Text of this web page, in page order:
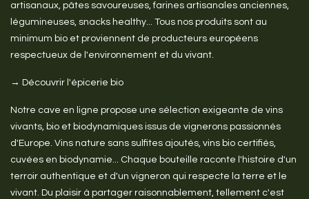
artisanaux, pâtes savoureuses, farines artisanales anciennes,
légumineuses, snacks healthy... Tous nos produits sont au
minimum bio et proviennent de producteurs européens
respectueux de l'environnement et du vivant.
→ Découvrir l'épicerie bio
Notre cave en ligne propose une sélection exigeante de vins
vivants, bio et biodynamiques issus de vignerons passionnés
d'Europe. Vins nature sans sulfites ajoutés, vins bio certifiés,
cuvées en biodynamie... Chaque bouteille raconte l'histoire d'un
terroir authentique et d'un vigneron qui respecte la terre et le
vivant. Du plaisir à partager raisonnablement, tellement c'est